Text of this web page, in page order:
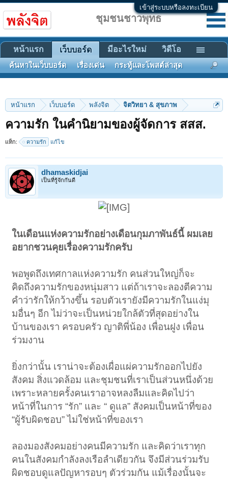
เข้าสู่ระบบหรือลงทะเบียน
หน้าแรก เว็บบอร์ด พลังจิต จิตวิทยา & สุขภาพ
ความรัก ในคำนิยามของผู้จัดการ สสส.
แท็ก: ความรัก แก้ไข
dhamaskidjai
เป็นที่รู้จักกันดี
ในเดือนแห่งความรักอย่างเดือนกุมภาพันธ์นี้ ผมเลย
อยากชวนคุยเรื่องความรักครับ
พอพูดถึงเทศกาลแห่งความรัก คนส่วนใหญ่ก็จะ
คิดถึงความรักของหนุ่มสาว แต่ถ้าเราจะลองตีความ
คำว่ารักให้กว้างขึ้น รอบตัวเรายังมีความรักในแง่มุ
มอื่นๆ อีก ไม่ว่าจะเป็นหน่วยใกล้ตัวที่สุดอย่างใน
บ้านของเรา ครอบครัว ญาติพี่น้อง เพื่อนฝูง เพื่อน
ร่วมงาน
ยิ่งกว่านั้น เราน่าจะต้องเผื่อแผ่ความรักออกไปยัง
สังคม สิ่งแวดล้อม และชุมชนที่เราเป็นส่วนหนึ่งด้วย
เพราะหลายครั้งคนเราอาจหลงลืมและคิดไปว่า
หน้าที่ในการ “รัก” และ “ ดูแล” สังคมเป็นหน้าที่ของ
“ผู้รับผิดชอบ” ไม่ใช่หน้าที่ของเรา
ลองมองสังคมอย่างคนมีความรัก และคิดว่าเราทุก
คนในสังคมกำลังลงเรือลำเดียวกัน จึงมีส่วนร่วมรับ
ผิดชอบดูแลปัญหารอบๆ ตัวร่วมกัน แม้เรื่องนั้นจะ
ชุมชนชาวพุทธ
หน้าแรก เว็บบอร์ด
ค้นหาในเว็บบอร์ด เรื่องเด่น กระทู้และโพสต์ล่าสุด
มีอะไรใหม่ วิดีโอ